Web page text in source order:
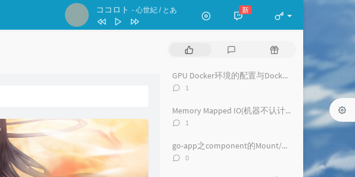
ココロト - 心世紀 / とあ
ずっと真夜中でいいのに。
心世紀 / とあ
香椎モイミ / 花隈千冬
6 月葬
新
文
评
随
文GPU Docker环境的配置与Docker相关注意事项(CentOS||RHEL)
评
数：
1
Memory Mapped IO(机器不认计算卡)问题解决
评
数：
1
go-app之component的Mount/Dismount问题
评
0